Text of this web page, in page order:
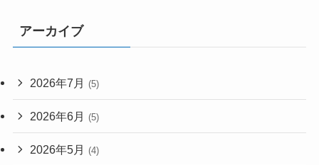
アーカイブ
2026年7月 (5)
2026年6月 (5)
2026年5月 (4)